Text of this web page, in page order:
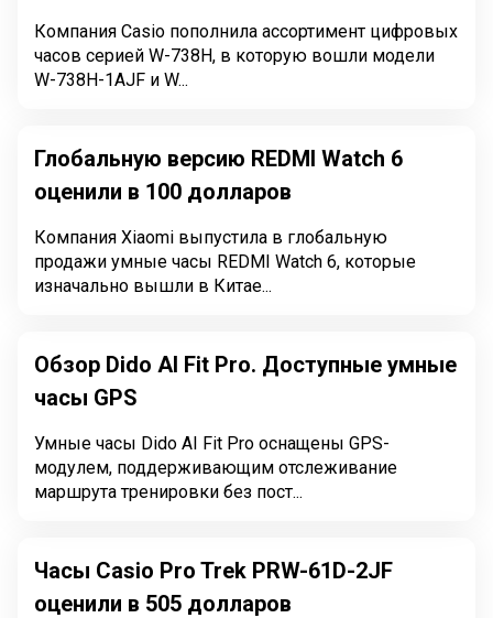
Компания Casio пополнила ассортимент цифровых
часов серией W-738H, в которую вошли модели
W-738H-1AJF и W...
Глобальную версию REDMI Watch 6
оценили в 100 долларов
Компания Xiaomi выпустила в глобальную
продажи умные часы REDMI Watch 6, которые
изначально вышли в Китае...
Обзор Dido AI Fit Pro. Доступные умные
часы GPS
Умные часы Dido AI Fit Pro оснащены GPS-
модулем, поддерживающим отслеживание
маршрута тренировки без пост...
Часы Casio Pro Trek PRW-61D-2JF
оценили в 505 долларов